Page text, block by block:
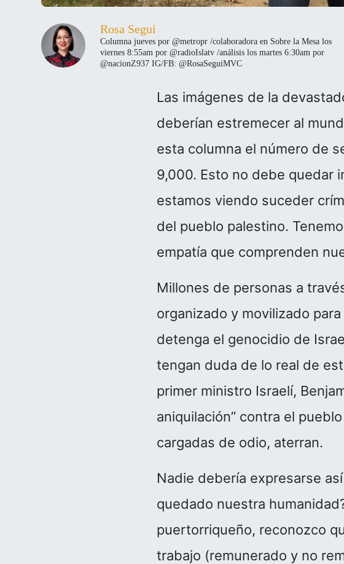
Rosa Segui
Columna jueves por @metropr /colaboradora en Sobre la Mesa los
viernes 8:55am por @radioIslatv /análisis los martes 6:30am por
@nacionZ937 IG/FB: @RosaSeguiMVC
Las imágenes de la
deberían estremecer al
esta columna el número de
9,000. Esto no debe quedar
estamos viendo suceder
del pueblo palestino.
empatía que comprenden
Millones de personas a
organizado y movilizado
detenga el genocidio de
tengan duda de lo real de
primer ministro Israelí,
aniquilación” contra el
cargadas de odio, aterran.
Nadie debería expresarse
quedado nuestra
puertorriqueño, reconozco
trabajo (remunerado y no